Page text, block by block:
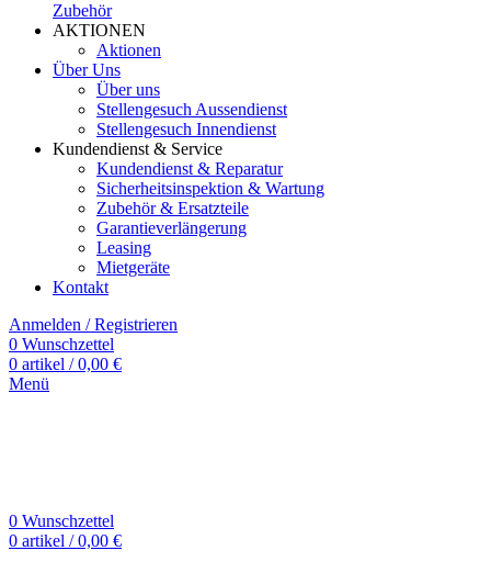
Zubehör
AKTIONEN
Aktionen
Über Uns
Über uns
Stellengesuch Aussendienst
Stellengesuch Innendienst
Kundendienst & Service
Kundendienst & Reparatur
Sicherheitsinspektion & Wartung
Zubehör & Ersatzteile
Garantieverlängerung
Leasing
Mietgeräte
Kontakt
Anmelden / Registrieren
0 Wunschzettel
0 artikel / 0,00 €
Menü
0 Wunschzettel
0 artikel / 0,00 €